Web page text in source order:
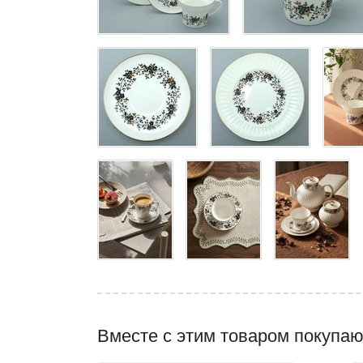
Вместе с этим товаром